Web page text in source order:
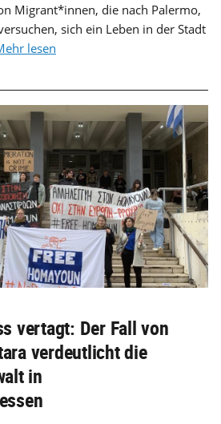
Migrant*innen, die nach Palermo,
sich ein Leben in der Stadt
lesen
vertagt: Der Fall von
verdeutlicht die
in